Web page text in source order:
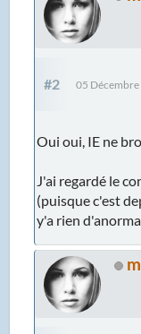
#2 05
Oui oui, IE ne
J'ai regardé le
(puisque c'est
y'a rien